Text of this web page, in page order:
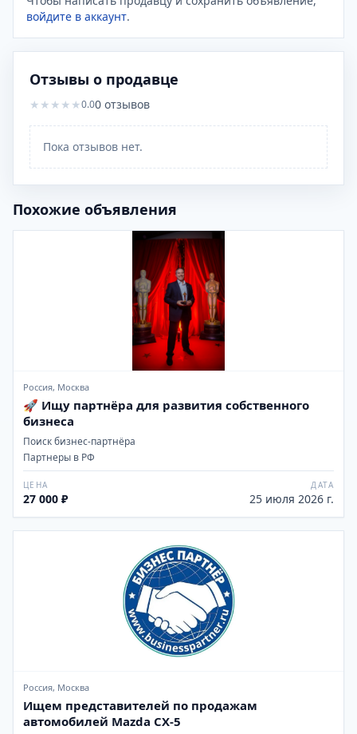
войдите в аккаунт.
Отзывы о продавце
★ ★ ★ ★ ★0.00 отзывов
Пока отзывов нет.
Похожие объявления
Россия, Москва
🚀 Ищу партнёра для развития собственного
бизнеса
Поиск бизнес-партнёра
Партнеры в РФ
ЦЕНА
27 000 ₽
ДАТА
25 июля 2026 г.
Россия, Москва
Ищем представителей по продажам
автомобилей Mazda CX-5